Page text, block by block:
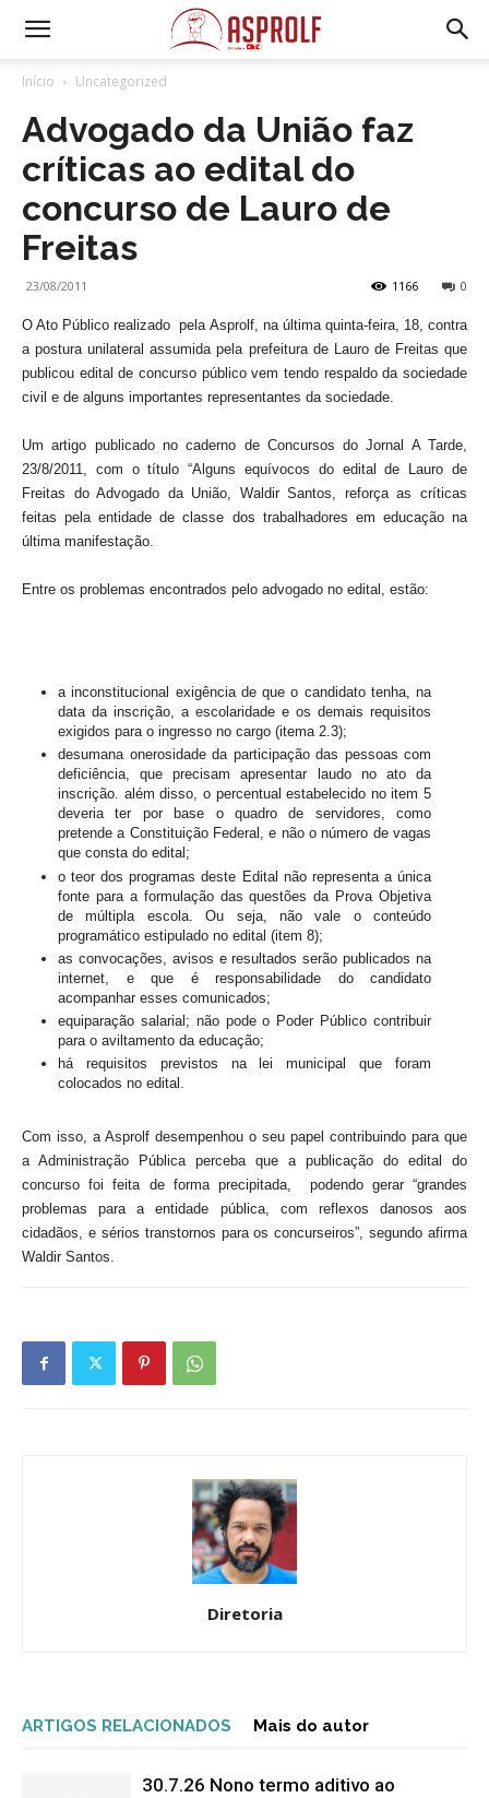
Início Uncategorized
Advogado da União faz
críticas ao edital do
concurso de Lauro de
Freitas
23/08/2011 0
1166
O Ato Público realizado pela Asprolf, na última quinta-feira, 18, contra
a postura unilateral assumida pela prefeitura de Lauro de Freitas que
publicou edital de concurso público vem tendo respaldo da sociedade
civil e de alguns importantes representantes da sociedade.
Um artigo publicado no caderno de Concursos do Jornal A Tarde,
23/8/2011, com o título “Alguns equívocos do edital de Lauro de
Freitas do Advogado da União, Waldir Santos, reforça as críticas
feitas pela entidade de classe dos trabalhadores em educação na
última manifestação.
Entre os problemas encontrados pelo advogado no edital, estão:
a inconstitucional exigência de que o candidato tenha, na
data da inscrição, a escolaridade e os demais requisitos
exigidos para o ingresso no cargo (itema 2.3);
desumana onerosidade da participação das pessoas com
deficiência, que precisam apresentar laudo no ato da
inscrição. além disso, o percentual estabelecido no item 5
deveria ter por base o quadro de servidores, como
pretende a Constituição Federal, e não o número de vagas
que consta do edital;
o teor dos programas deste Edital não representa a única
fonte para a formulação das questões da Prova Objetiva
de múltipla escola. Ou seja, não vale o conteúdo
programático estipulado no edital (item 8);
as convocações, avisos e resultados serão publicados na
internet, e que é responsabilidade do candidato
acompanhar esses comunicados;
equiparação salarial; não pode o Poder Público contribuir
para o aviltamento da educação;
há requisitos previstos na lei municipal que foram
colocados no edital.
Com isso, a Asprolf desempenhou o seu papel contribuindo para que
a Administração Pública perceba que a publicação do edital do
concurso foi feita de forma precipitada, podendo gerar “grandes
problemas para a entidade pública, com reflexos danosos aos
cidadãos, e sérios transtornos para os concurseiros”, segundo afirma
Waldir Santos.
Diretoria
ARTIGOS RELACIONADOS Mais do autor
30.7.26 Nono termo aditivo ao